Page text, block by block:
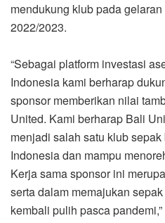
mendukung klub pada
2022/2023.
“Sebagai platform investasi
Indonesia kami berharap
sponsor memberikan nilai
United. Kami berharap Bali
menjadi salah satu klub
Indonesia dan mampu
Kerja sama sponsor ini
serta dalam memajukan
kembali pulih pasca